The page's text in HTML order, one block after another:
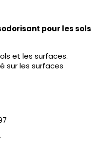
pour les sols
et les surfaces.
sur les surfaces